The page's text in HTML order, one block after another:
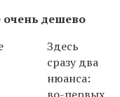
дешево
Здесь
сразу два
нюанса:
во-первых,